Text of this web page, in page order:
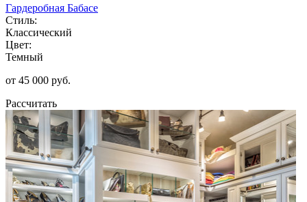
Гардеробная Бабасе
Стиль:
Классический
Цвет:
Темный
от 45 000 руб.
Рассчитать